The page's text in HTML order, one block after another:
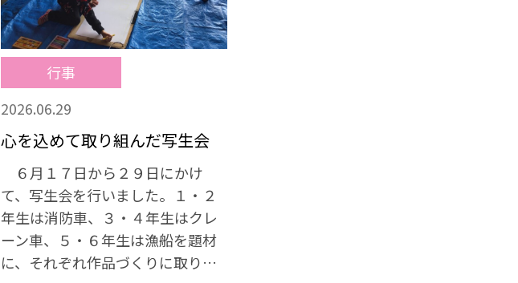
行事
2026.06.29
心を込めて取り組んだ写生会
６月１７日から２９日にかけ
て、写生会を行いました。１・２
年生は消防車、３・４年生はクレ
ーン車、５・６年生は漁船を題材
に、それぞれ作品づくりに取り組